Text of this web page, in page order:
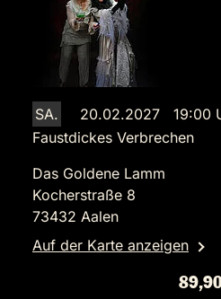
SA.
20.02.2027 19:00
Faustdickes Verbrechen
Das Goldene Lamm
Kocherstraße 8
73432 Aalen
Auf der Karte anzeigen